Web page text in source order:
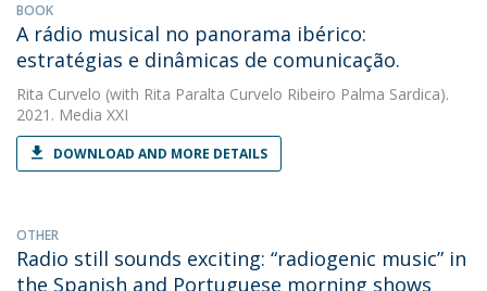
BOOK
A rádio musical no panorama ibérico:
estratégias e dinâmicas de comunicação.
Rita Curvelo (with Rita Paralta Curvelo Ribeiro Palma Sardica).
2021. Media XXI
DOWNLOAD AND MORE DETAILS
OTHER
Radio still sounds exciting: “radiogenic music” in
the Spanish and Portuguese morning shows